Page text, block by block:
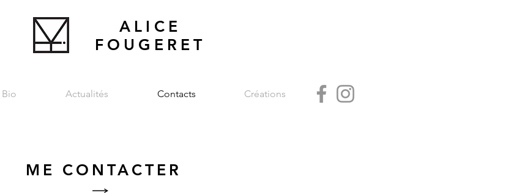
ALICE
FOUGERET
Bio Actualités Contacts Créations
ME CONTACTER